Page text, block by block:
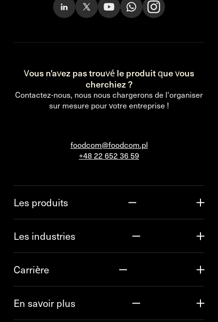
Vous n'avez pas trouvé le produit que vous
cherchiez ?
Contactez-nous, nous nous chargerons de l'organiser
sur mesure pour votre entreprise !
foodcom@foodcom.pl
+48 22 652 36 59
Les produits
Les industries
Carrière
En savoir plus